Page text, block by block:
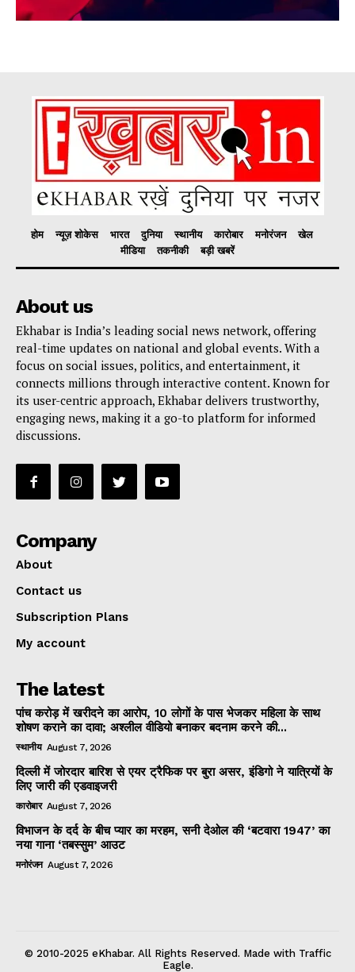
होम न्यूज़ शोकेस भारत दुनिया स्थानीय कारोबार मनोरंजन
खेल
मीडिया
तकनीकी बड़ी खबरें
About us
Ekhabar is India’s leading social news network, offering
real-time updates on national and global events. With a
focus on social issues, politics, and entertainment, it
connects millions through interactive content. Known for
its user-centric approach, Ekhabar delivers trustworthy,
engaging news, making it a go-to platform for informed
discussions.
Company
About
Contact us
Subscription Plans
My account
The latest
पांच करोड़ में खरीदने का आरोप, 10 लोगों के पास भेजकर महिला के साथ
शोषण कराने का दावा; अश्लील वीडियो बनाकर बदनाम करने की...
स्थानीय August 7, 2026
दिल्ली में जोरदार बारिश से एयर ट्रैफिक पर बुरा असर, इंडिगो ने यात्रियों के
लिए जारी की एडवाइजरी
कारोबार August 7, 2026
विभाजन के दर्द के बीच प्यार का मरहम, सनी देओल की ‘बटवारा 1947’ का
नया गाना ‘तबस्सुम’ आउट
मनोरंजन August 7, 2026
© 2010-2025 eKhabar. All Rights Reserved. Made with Traffic
Eagle.